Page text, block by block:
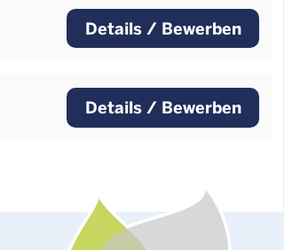
Details / Bewerben
Details / Bewerben